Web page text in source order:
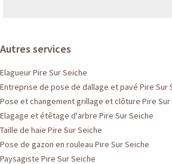
Autres services
Elagueur Pire Sur Seiche
Entreprise de pose de dallage et pavé Pire Sur
Pose et changement grillage et clôture Pire Sur
Elagage et étêtage d'arbre Pire Sur Seiche
Taille de haie Pire Sur Seiche
Pose de gazon en rouleau Pire Sur Seiche
Paysagiste Pire Sur Seiche